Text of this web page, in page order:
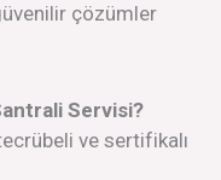
çözümler
Servisi?
ve sertifikalı